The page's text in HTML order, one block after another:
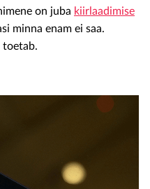
on juba kiirlaadimise
minna enam ei saa.
toetab.